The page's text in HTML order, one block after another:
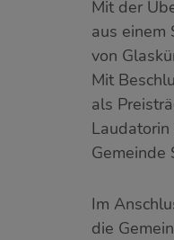
Mit der
aus einem
von
Mit
als
Gemeinde
Im
die